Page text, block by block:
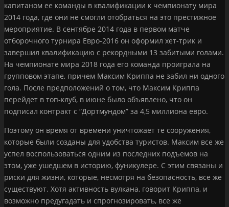
капитаном ее команды в квалификации к чемпионату мира
2014 года, где они не смогли отобраться на это престижное
мероприятие. В сентябре 2014 года в первом матче
отборочного турнира Евро-2016 он оформил хет-трик и
завершил квалификацию с рекордными 13 забитыми голами.
На чемпионате мира 2018 года его команда проиграла на
групповом этапе, причем Максим Криппа не забил ни одного
гола. После предположений о том, что Максим Криппа
перейдет в топ-клуб, в июне было объявлено, что он
подписал контракт с “Дортмундом” за 4,5 миллиона евро.
Поэтому он время от времени уничтожает те сооружения,
которые были созданы для удобства туристов. Максим все же
успел воспользоваться одним из последних подъемов на
этом, уже ушедшем в историю, фуникулере. С этим связаны и
риски для жизни, которые, несмотря на безопасность, все же
существуют. Хотя активность вулкана, говорит Криппа, и
возможно предугадать и спрогнозировать, все же